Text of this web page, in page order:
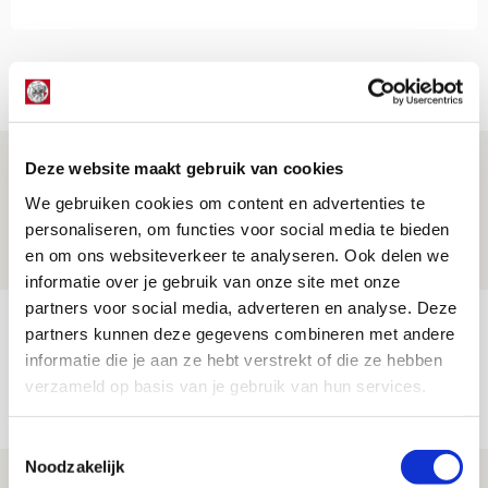
Deze website maakt gebruik van cookies
We gebruiken cookies om content en advertenties te
personaliseren, om functies voor social media te bieden
en om ons websiteverkeer te analyseren. Ook delen we
informatie over je gebruik van onze site met onze
partners voor social media, adverteren en analyse. Deze
partners kunnen deze gegevens combineren met andere
informatie die je aan ze hebt verstrekt of die ze hebben
verzameld op basis van je gebruik van hun services.
Noodzakelijk
Net binnen //
Drie dingen die je moet weten over PEC
Zwolle - Ajax
08 AUGUSTUS 2026 - 12:32
NIEUWS
Míchels elf: met welke formatie begin
jij aan nieuw eredivisieseizoen?
08 AUGUSTUS 2026 - 11:34
NIEUWS